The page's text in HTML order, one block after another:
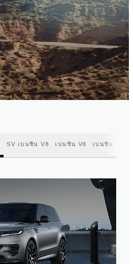
SV เบนซิน V8 เบนซิน V8 เบนซิน